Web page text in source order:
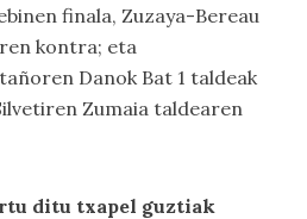
finala, Zuzaya-Bereau
kontra; eta
Danok Bat 1 taldeak
Zumaia taldearen
ditu txapel guztiak